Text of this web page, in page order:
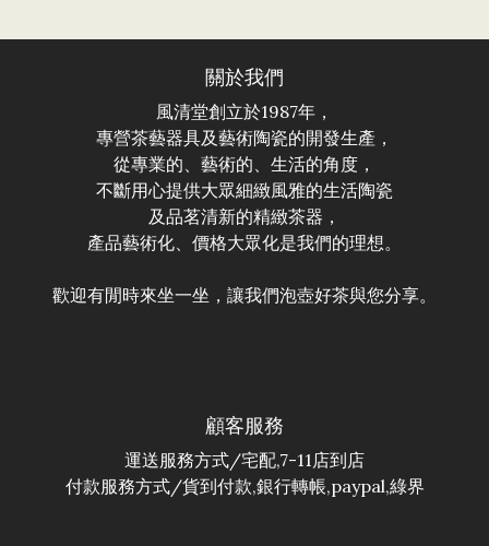
關於我們
風清堂創立於1987年，
專營茶藝器具及藝術陶瓷的開發生產，
從專業的、藝術的、生活的角度，
不斷用心提供大眾細緻風雅的生活陶瓷
及品茗清新的精緻茶器，
產品藝術化、價格大眾化是我們的理想。
歡迎有閒時來坐一坐，讓我們泡壺好茶與您分享。
顧客服務
運送服務方式/宅配,7-11店到店
付款服務方式/貨到付款,銀行轉帳,paypal,綠界